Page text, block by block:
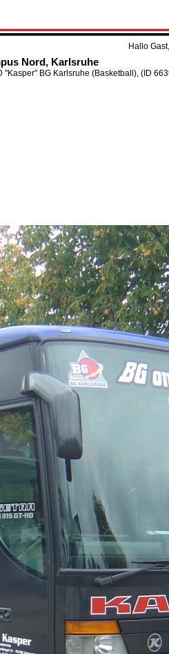
Hallo
Nord, Karlsruhe
"Kasper" BG Karlsruhe (Basketball), (ID